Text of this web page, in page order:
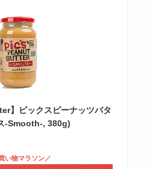
】ピックスピーナッツバタ
-Smooth-, 380g)
い物マラソン／